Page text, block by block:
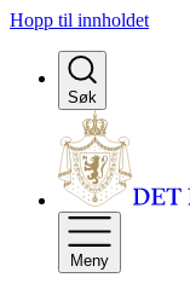
Hopp til innholdet
Søk
Meny